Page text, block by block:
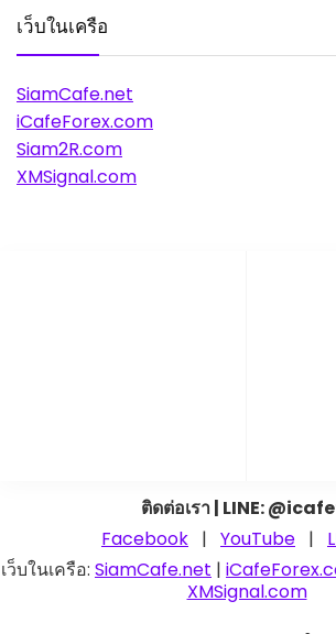
เว็บในเครือ
SiamCafe.net
iCafeForex.com
Siam2R.com
XMSignal.com
ติดต่อเรา | LINE:
Facebook | YouTube |
เว็บในเครือ: SiamCafe.net |
XMSignal.com